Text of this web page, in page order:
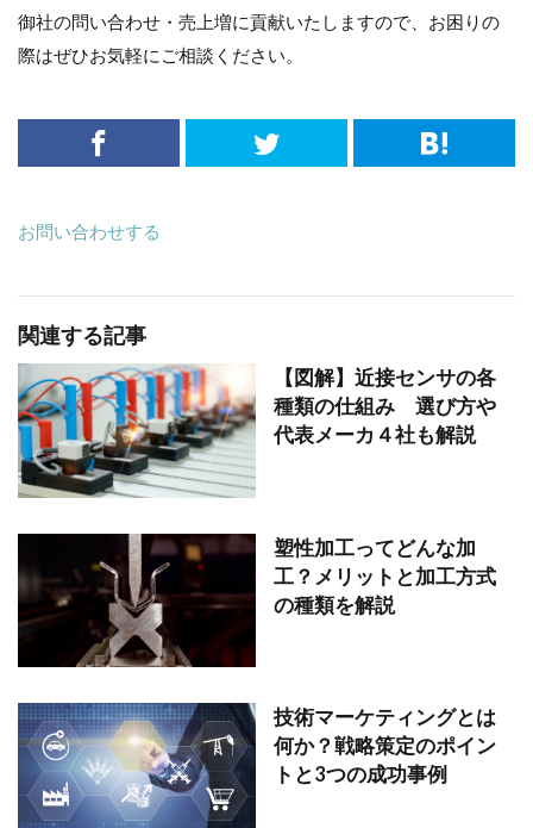
御社の問い合わせ・売上増に貢献いたしますので、お困りの
際はぜひお気軽にご相談ください。
お問い合わせする
関連する記事
【図解】近接センサの各
種類の仕組み 選び方や
代表メーカ４社も解説
塑性加工ってどんな加
工？メリットと加工方式
の種類を解説
技術マーケティングとは
何か？戦略策定のポイン
トと3つの成功事例